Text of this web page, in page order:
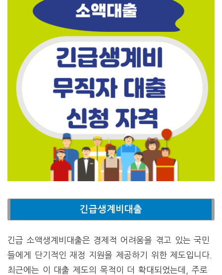
긴급생계비대출
긴급 소액생계비대출은 경제적 어려움을 겪고 있는 국민
들에게 단기적인 재정 지원을 제공하기 위한 제도입니다.
최근에는 이 대출 제도의 목적이 더 확대되었는데, 주로